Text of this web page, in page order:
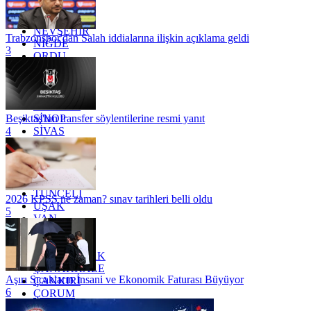
MUĞLA
MUŞ
NEVŞEHİR
NİĞDE
ORDU
OSMANİYE
RİZE
SAKARYA
SİNOP
SİVAS
SİİRT
TEKİRDAĞ
TOKAT
TRABZON
TUNCELİ
UŞAK
VAN
YALOVA
YOZGAT
ZONGULDAK
ÇANAKKALE
ÇANKIRI
ÇORUM
İSTANBUL
Trabzonspor'dan Salah iddialarına ilişkin açıklama geldi
3
Beşiktaş'tan transfer söylentilerine resmi yanıt
4
2026 KPSS ne zaman? sınav tarihleri belli oldu
5
Aşırı Sıcakların İnsani ve Ekonomik Faturası Büyüyor
6